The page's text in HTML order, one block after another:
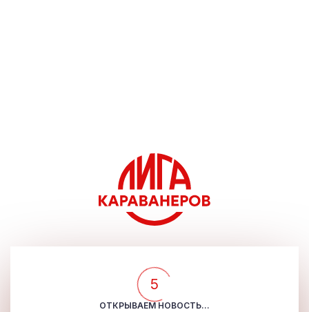
5
ОТКРЫВАЕМ НОВОСТЬ...